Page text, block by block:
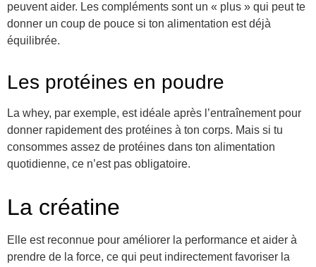
peuvent aider. Les compléments sont un « plus » qui peut te
donner un coup de pouce si ton alimentation est déjà
équilibrée.
Les protéines en poudre
La whey, par exemple, est idéale après l’entraînement pour
donner rapidement des protéines à ton corps. Mais si tu
consommes assez de protéines dans ton alimentation
quotidienne, ce n’est pas obligatoire.
La créatine
Elle est reconnue pour améliorer la performance et aider à
prendre de la force, ce qui peut indirectement favoriser la